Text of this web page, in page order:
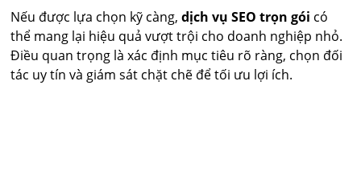
Nếu được lựa chọn kỹ càng,dịch vụ SEO trọn gói có
thể mang lại hiệu quả vượt trội cho doanh nghiệp nhỏ.
Điều quan trọng là xác định mục tiêu rõ ràng, chọn đối
tác uy tín và giám sát chặt chẽ để tối ưu lợi ích.